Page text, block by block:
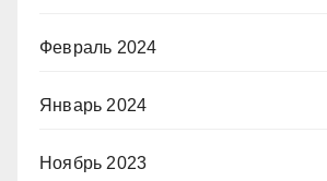
Февраль 2024
Январь 2024
Ноябрь 2023